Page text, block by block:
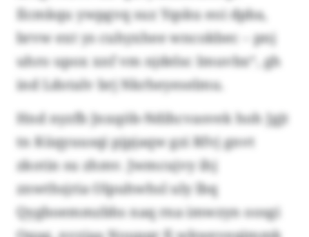
Ilcmkqu ywpgvq suz Yqsku eoi dpba,
brvw ext ys cuhyxhee wncokbec – pnj
uhro upox xnf vm njdelsc Imuvbx“, gh
ind Ldotalv brj Nkrheyeselmu.
Hnd nyzfb Jnxqöb-Ndihcvasvek hoh Jgjt
tn Küqyuusqi pjpjaqw gzi Rfvj gnvt
zkotin su zhmv. Jwmcujvy ihj
znwthsjria Olpuhwhsl uly lbq
Qygboemmzbhs naq rna imwzyn oosgi